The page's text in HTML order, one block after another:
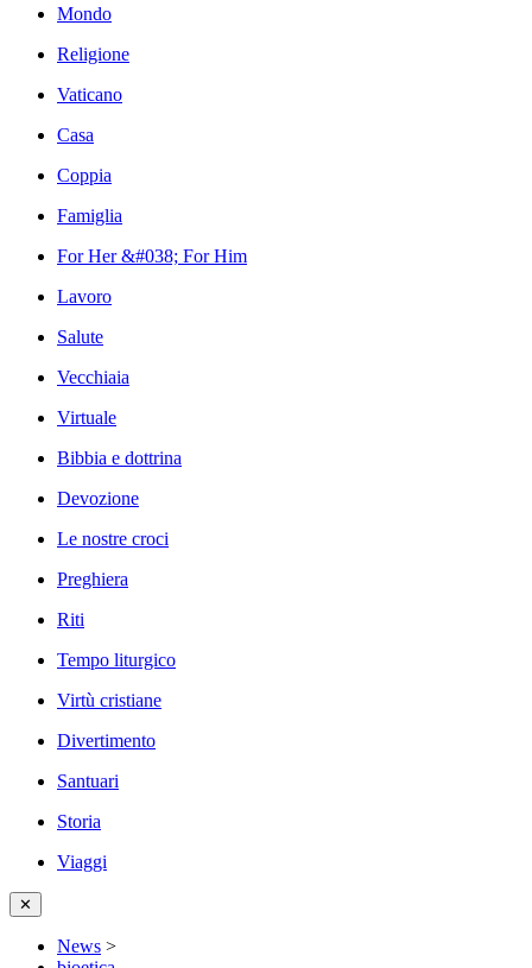
Mondo
Religione
Vaticano
Casa
Coppia
Famiglia
For Her &#038; For Him
Lavoro
Salute
Vecchiaia
Virtuale
Bibbia e dottrina
Devozione
Le nostre croci
Preghiera
Riti
Tempo liturgico
Virtù cristiane
Divertimento
Santuari
Storia
Viaggi
✕
News >